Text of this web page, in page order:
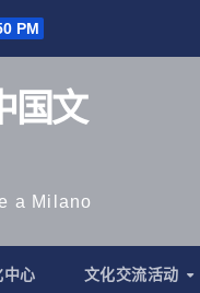
PM
国文
a Milano
心 文化交流活动